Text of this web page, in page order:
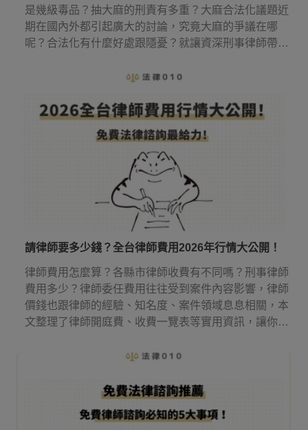
是幾級毒品？抽大麻的刑責有多重？大麻合法化議題近
期在國內外都引起廣大的討論，究竟大麻的爭議在哪
呢？合法化有什麼好處跟隱憂？就讓資深刑事律師帶你
請律師要多少錢？全台律師費用2026年行情大公開！
律師費用怎麼算？各縣市律師收費有不同嗎？刑事律師
費用多少？律師委任費用往往受到案件內容影響，律師
價錢也跟律師的經驗、知名度、案件領域息息相關，本
文整理了律師開庭費、收費一覽表等實用資訊，讓你知